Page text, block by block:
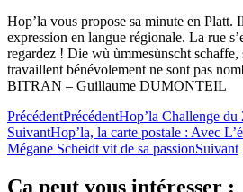
Hop’la vous propose sa minute en Platt.
expression en langue régionale. La rue
regardez ! Die wù ùmmesùnscht
travaillent bénévolement ne sont pas
BITRAN – Guillaume DUMONTEIL
PrécédentPrécédentHop’la Challenge du
SuivantHop’la, la carte postale : Avec
Mégane Scheidt vit de sa passionSuivant
Ça peut vous intéresser :